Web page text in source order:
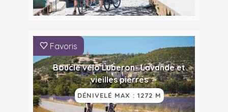
Favoris
Boucle vélo Luberon- Lavande et
vieilles pierres
DÉNIVELÉ MAX : 1272 M